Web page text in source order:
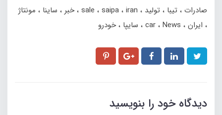
صادرات تیبا تولید sale saipa iran خبر ساینا
مونتاژ
ایران
car News سایپا خودرو
دیدگاه خود را بنویسید